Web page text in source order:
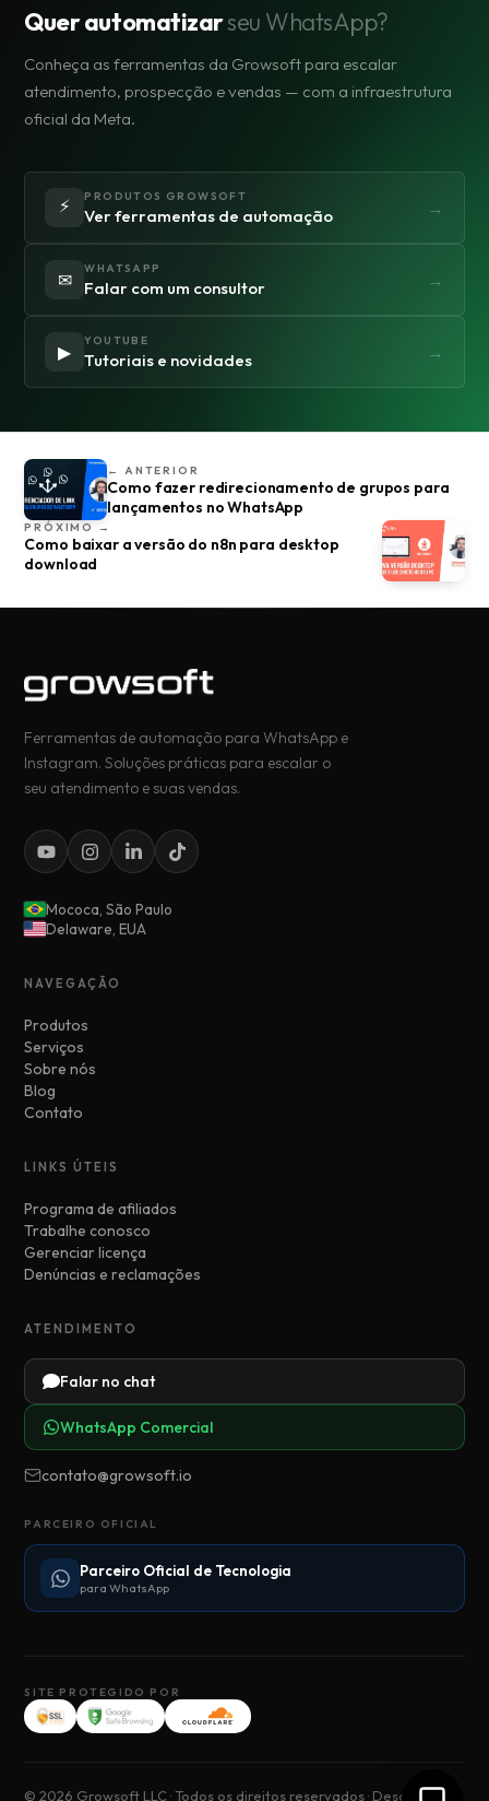
Quer automatizarseu WhatsApp?
Conheça as ferramentas da Growsoft para escalar
atendimento, prospecção e vendas — com a infraestrutura
oficial da Meta.
⚡ PRODUTOS GROWSOFT
Ver ferramentas de automação →
✉
WHATSAPP
Falar com um consultor →
▶
YOUTUBE
Tutoriais e novidades →
← ANTERIOR
Como fazer redirecionamento de grupos para
lançamentos no WhatsApp
PRÓXIMO →
Como baixar a versão do n8n para desktop
download
Ferramentas de automação para WhatsApp e
Instagram. Soluções práticas para escalar o
seu atendimento e suas vendas.
Mococa, São Paulo
Delaware, EUA
NAVEGAÇÃO
Produtos
Serviços
Sobre nós
Blog
Contato
LINKS ÚTEIS
Programa de afiliados
Trabalhe conosco
Gerenciar licença
Denúncias e reclamações
ATENDIMENTO
Falar no chat
WhatsApp Comercial
contato@growsoft.io
PARCEIRO OFICIAL
Parceiro Oficial de Tecnologia
para WhatsApp
SITE PROTEGIDO POR
© 2026 Growsoft LLC · Todos os direitos reservados · Desde 2017